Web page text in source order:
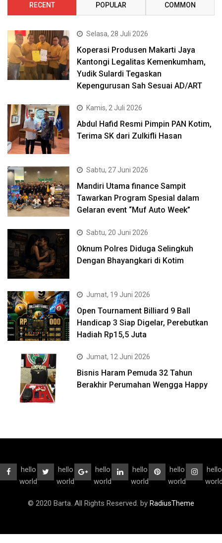
RECENT POPULAR COMMON
Selasa, 28 Juli 2026
Koperasi Produsen Makarti Jaya
Kantongi Legalitas Kemenkumham,
Yudik Sulardi Tegaskan
Kepengurusan Sah Sesuai AD/ART
Kamis, 2 Juli 2026
Abdul Hafid Resmi Pimpin PAN Kotim,
Terima SK dari Zulkifli Hasan
Sabtu, 27 Juni 2026
Mandiri Utama finance Sampit
Tawarkan Program Spesial dalam
Gelaran event “Muf Auto Week”
Sabtu, 20 Juni 2026
Oknum Polres Diduga Selingkuh
Dengan Bhayangkari di Kotim
Jumat, 19 Juni 2026
Open Tournament Billiard 9 Ball
Handicap 3 Siap Digelar, Perebutkan
Hadiah Rp15,5 Juta
Jumat, 12 Juni 2026
Bisnis Haram Pemuda 32 Tahun
Berakhir Perumahan Wengga Happy
hello
world
hello
world
hello
world
hello
world
hello
world
hello
© 2020 Barta. All Rights Reserved. by RadiusTheme